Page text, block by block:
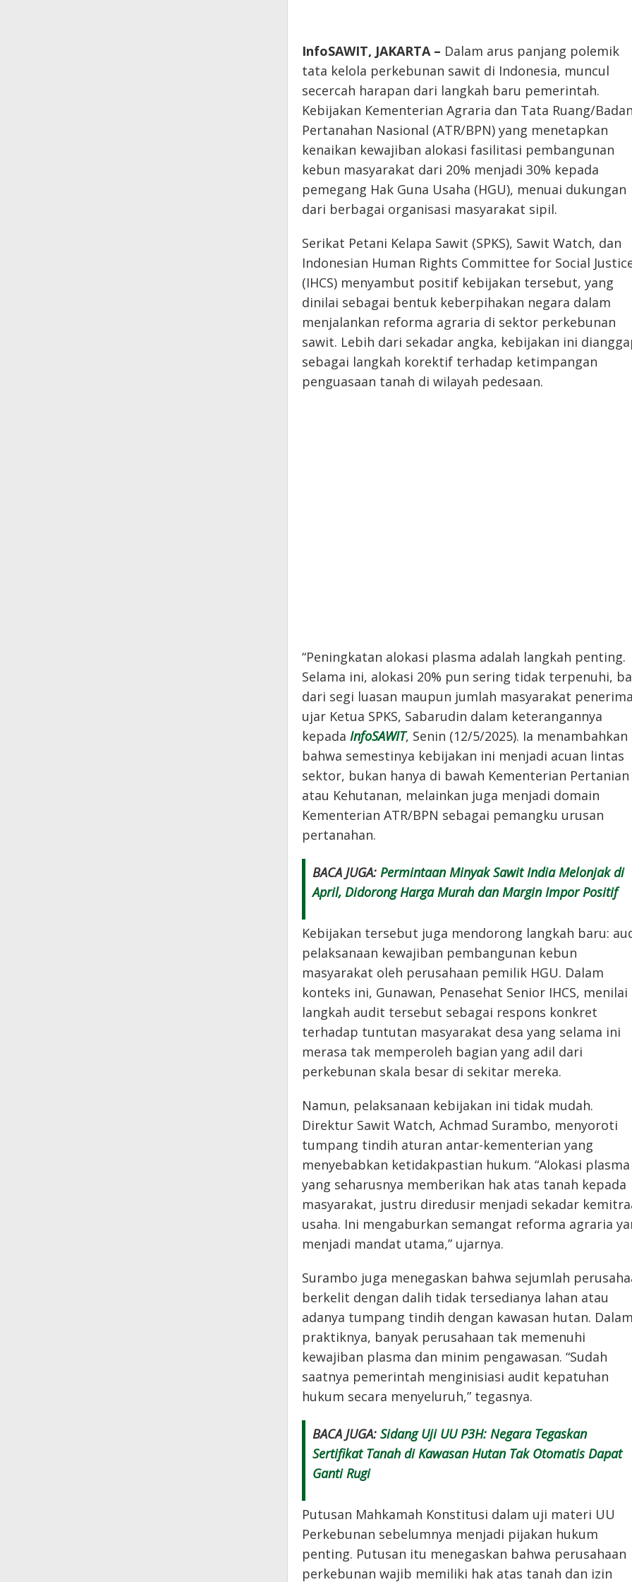
InfoSAWIT, JAKARTA – Dalam arus panjang polemik
tata kelola perkebunan sawit di Indonesia, muncul
secercah harapan dari langkah baru pemerintah.
Kebijakan Kementerian Agraria dan Tata Ruang/
Pertanahan Nasional (ATR/BPN) yang menetapkan
kenaikan kewajiban alokasi fasilitasi pembangunan
kebun masyarakat dari 20% menjadi 30% kepada
pemegang Hak Guna Usaha (HGU), menuai dukungan
dari berbagai organisasi masyarakat sipil.
Serikat Petani Kelapa Sawit (SPKS), Sawit Watch, dan
Indonesian Human Rights Committee for Social
(IHCS) menyambut positif kebijakan tersebut, yang
dinilai sebagai bentuk keberpihakan negara dalam
menjalankan reforma agraria di sektor perkebunan
sawit. Lebih dari sekadar angka, kebijakan ini
sebagai langkah korektif terhadap ketimpangan
penguasaan tanah di wilayah pedesaan.
“Peningkatan alokasi plasma adalah langkah penting.
Selama ini, alokasi 20% pun sering tidak terpenuhi,
dari segi luasan maupun jumlah masyarakat
ujar Ketua SPKS, Sabarudin dalam keterangannya
kepada InfoSAWIT, Senin (12/5/2025). Ia menambahkan
bahwa semestinya kebijakan ini menjadi acuan lintas
sektor, bukan hanya di bawah Kementerian Pertanian
atau Kehutanan, melainkan juga menjadi domain
Kementerian ATR/BPN sebagai pemangku urusan
pertanahan.
BACA JUGA: Permintaan Minyak Sawit India Melonjak di
April, Didorong Harga Murah dan Margin Impor Positif
Kebijakan tersebut juga mendorong langkah baru:
pelaksanaan kewajiban pembangunan kebun
masyarakat oleh perusahaan pemilik HGU. Dalam
konteks ini, Gunawan, Penasehat Senior IHCS, menilai
langkah audit tersebut sebagai respons konkret
terhadap tuntutan masyarakat desa yang selama ini
merasa tak memperoleh bagian yang adil dari
perkebunan skala besar di sekitar mereka.
Namun, pelaksanaan kebijakan ini tidak mudah.
Direktur Sawit Watch, Achmad Surambo, menyoroti
tumpang tindih aturan antar-kementerian yang
menyebabkan ketidakpastian hukum. “Alokasi plasma
yang seharusnya memberikan hak atas tanah kepada
masyarakat, justru diredusir menjadi sekadar
usaha. Ini mengaburkan semangat reforma agraria
menjadi mandat utama,” ujarnya.
Surambo juga menegaskan bahwa sejumlah
berkelit dengan dalih tidak tersedianya lahan atau
adanya tumpang tindih dengan kawasan hutan.
praktiknya, banyak perusahaan tak memenuhi
kewajiban plasma dan minim pengawasan. “Sudah
saatnya pemerintah menginisiasi audit kepatuhan
hukum secara menyeluruh,” tegasnya.
BACA JUGA: Sidang Uji UU P3H: Negara Tegaskan
Sertifikat Tanah di Kawasan Hutan Tak Otomatis Dapat
Ganti Rugi
Putusan Mahkamah Konstitusi dalam uji materi UU
Perkebunan sebelumnya menjadi pijakan hukum
penting. Putusan itu menegaskan bahwa perusahaan
perkebunan wajib memiliki hak atas tanah dan izin